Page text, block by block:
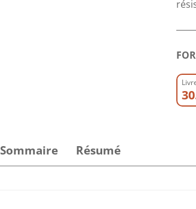
Sommaire Résumé